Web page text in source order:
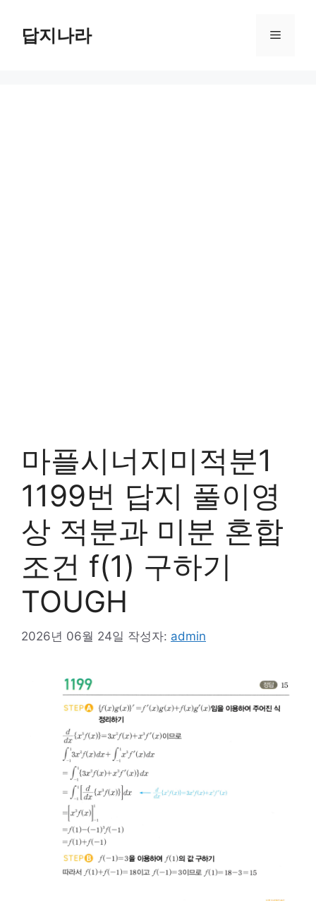
답지나라 메
마플시너지미적분1
1199번 답지 풀이영
상 적분과 미분 혼합
조건 f(1) 구하기
TOUGH
2026년 06월 24일 작성자: admin